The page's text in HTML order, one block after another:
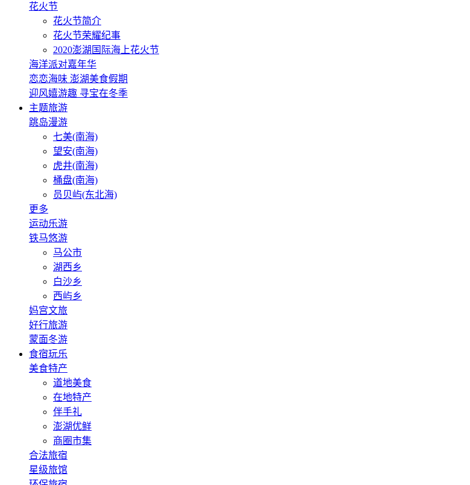
花火节
花火节简介
花火节荣耀纪事
2020澎湖国际海上花火节
海洋派对嘉年华
恋恋海味 澎湖美食假期
迎风嬉游趣 寻宝在冬季
主题旅游
跳岛漫游
七美(南海)
望安(南海)
虎井(南海)
桶盘(南海)
员贝屿(东北海)
更多
运动乐游
铁马悠游
马公市
湖西乡
白沙乡
西屿乡
妈宫文旅
好行旅游
蒙面冬游
食宿玩乐
美食特产
道地美食
在地特产
伴手礼
澎湖优鲜
商圈市集
合法旅宿
星级旅馆